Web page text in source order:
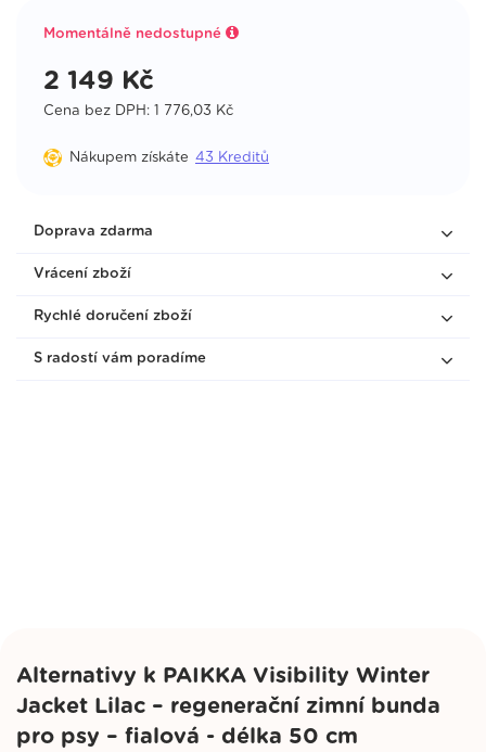
Délka 40 cm
Délka 45 cm
Délka 60 cm
Skladem
2 249 Kč
Momentálně nedostupné
2 149 Kč
Cena bez DPH: 1 776,03 Kč
Nákupem získáte 43 Kreditů
Doprava zdarma
Vrácení zboží
Rychlé doručení zboží
S radostí vám poradíme
Alternativy k PAIKKA Visibility Winter
Jacket Lilac – regenerační zimní bunda
pro psy – fialová - délka 50 cm